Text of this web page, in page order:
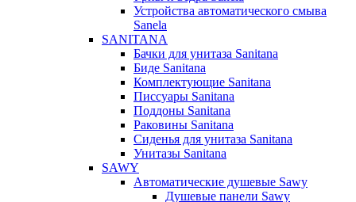
Устройства автоматического смыва
Sanela
SANITANA
Бачки для унитаза Sanitana
Биде Sanitana
Комплектующие Sanitana
Писсуары Sanitana
Поддоны Sanitana
Раковины Sanitana
Сиденья для унитаза Sanitana
Унитазы Sanitana
SAWY
Автоматические душевые Sawy
Душевые панели Sawy